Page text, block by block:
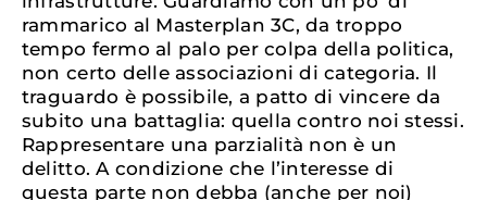
rammarico al Masterplan 3C, da troppo
tempo fermo al palo per colpa della politica,
non certo delle associazioni di categoria. Il
traguardo è possibile, a patto di vincere da
subito una battaglia: quella contro noi stessi.
Rappresentare una parzialità non è un
delitto. A condizione che l’interesse di
questa parte non debba (anche per noi)